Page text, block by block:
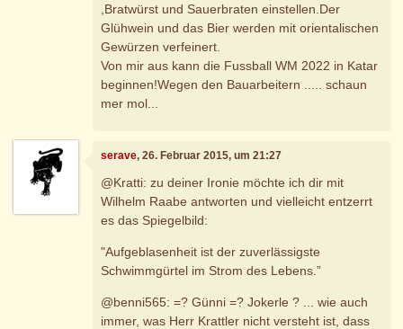
,Bratwürst und Sauerbraten einstellen.Der
Glühwein und das Bier werden mit orientalischen
Gewürzen verfeinert.
Von mir aus kann die Fussball WM 2022 in Katar
beginnen!Wegen den Bauarbeitern ..... schaun
mer mol...
serave, 26. Februar 2015, um 21:27
@Kratti: zu deiner Ironie möchte ich dir mit
Wilhelm Raabe antworten und vielleicht entzerrt
es das Spiegelbild:
"Aufgeblasenheit ist der zuverlässigste
Schwimmgürtel im Strom des Lebens.”
@benni565: =? Günni =? Jokerle ? ... wie auch
immer, was Herr Krattler nicht versteht ist, dass